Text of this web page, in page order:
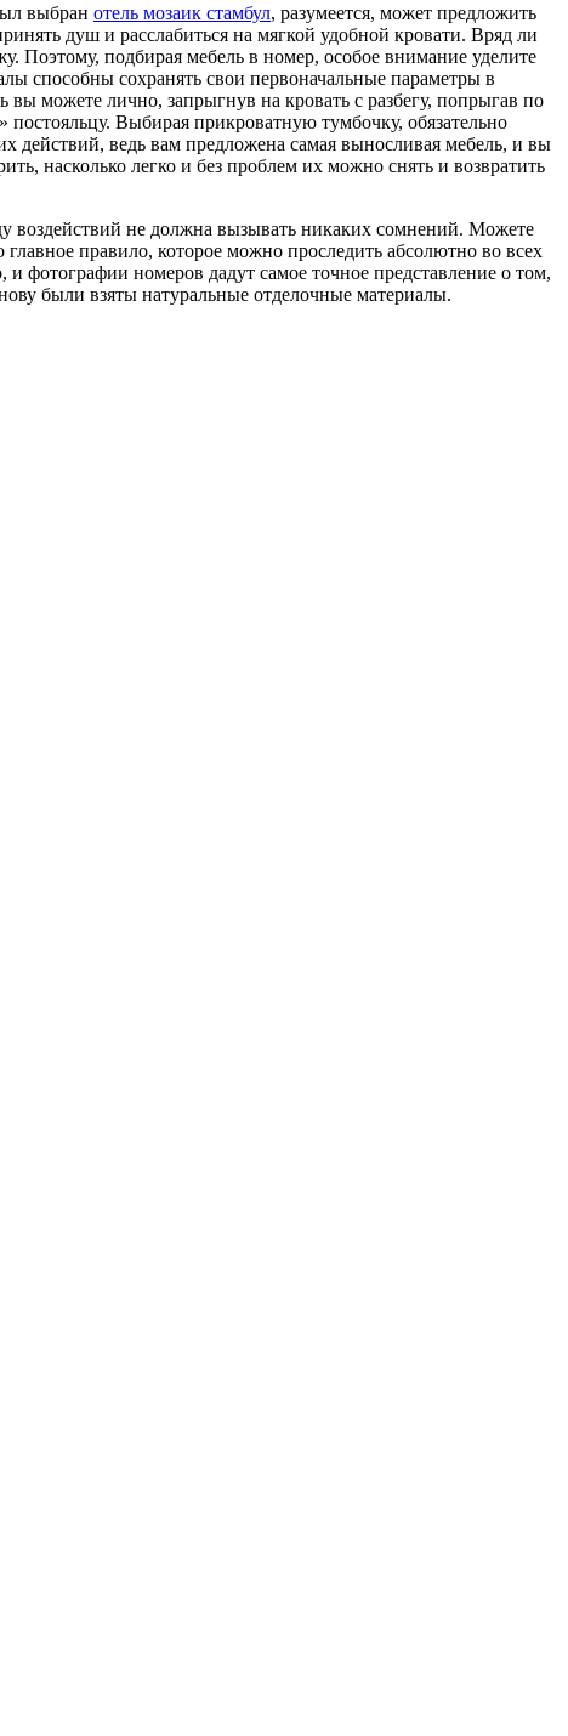
выбран отель мозаик стамбул, разумеется, может предложить
душ и расслабиться на мягкой удобной кровати. Вряд ли
Поэтому, подбирая мебель в номер, особое внимание уделите
способны сохранять свои первоначальные параметры в
можете лично, запрыгнув на кровать с разбегу, попрыгав по
Выбирая прикроватную тумбочку, обязательно
действий, ведь вам предложена самая выносливая мебель, и вы
насколько легко и без проблем их можно снять и возвратить
воздействий не должна вызывать никаких сомнений. Можете
правило, которое можно проследить абсолютно во всех
и фотографии номеров дадут самое точное представление о том,
были взяты натуральные отделочные материалы.